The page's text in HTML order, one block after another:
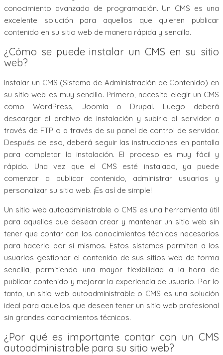
conocimiento avanzado de programación. Un CMS es una
excelente solución para aquellos que quieren publicar
contenido en su sitio web de manera rápida y sencilla.
¿Cómo se puede instalar un CMS en su sitio
web?
Instalar un CMS (Sistema de Administración de Contenido) en
su sitio web es muy sencillo. Primero, necesita elegir un CMS
como WordPress, Joomla o Drupal. Luego deberá
descargar el archivo de instalación y subirlo al servidor a
través de FTP o a través de su panel de control de servidor.
Después de eso, deberá seguir las instrucciones en pantalla
para completar la instalación. El proceso es muy fácil y
rápido. Una vez que el CMS esté instalado, ya puede
comenzar a publicar contenido, administrar usuarios y
personalizar su sitio web. ¡Es así de simple!
Un sitio web autoadministrable o CMS es una herramienta útil
para aquellos que desean crear y mantener un sitio web sin
tener que contar con los conocimientos técnicos necesarios
para hacerlo por sí mismos. Estos sistemas permiten a los
usuarios gestionar el contenido de sus sitios web de forma
sencilla, permitiendo una mayor flexibilidad a la hora de
publicar contenido y mejorar la experiencia de usuario. Por lo
tanto, un sitio web autoadministrable o CMS es una solución
ideal para aquellos que deseen tener un sitio web profesional
sin grandes conocimientos técnicos.
¿Por qué es importante contar con un CMS
autoadministrable para su sitio web?